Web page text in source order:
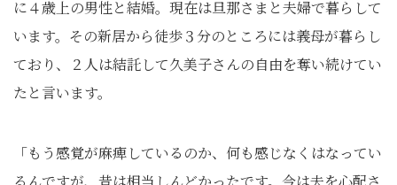
に４歳上の男性と結婚。現在は旦那さまと夫婦で暮らして
います。その新居から徒歩３分のところには義母が暮らし
ており、２人は結託して久美子さんの自由を奪い続けてい
たと言います。
「もう感覚が麻痺しているのか、何も感じなくはなってい